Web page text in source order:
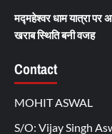
मद्महेश्वर धाम यात्रा
खराब स्थिति बनी वजह
Contact
MOHIT ASWAL
S/O: Vijay Singh